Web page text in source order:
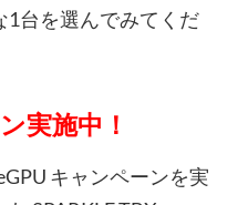
1台を選んでみてくだ
実施中！
キャンペーンを実